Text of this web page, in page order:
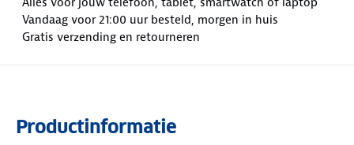
Vandaag voor 21:00 uur besteld, morgen in huis
Gratis verzending en retourneren
Productinformatie